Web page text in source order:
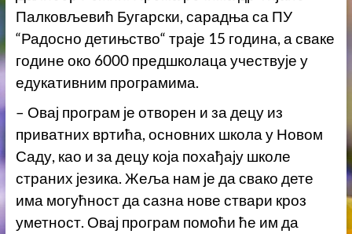
Палковљевић Бугарски, сарадња са ПУ
“Радосно детињство“ траје 15 година, а сваке
године око 6000 предшколаца учествује у
едукативним програмима.
– Овај програм је отворен и за децу из
приватних вртића, основних школа у Новом
Саду, као и за децу која похађају школе
страних језика. Жеља нам је да свако дете
има могућност да сазна нове ствари кроз
уметност. Овај програм помоћи ће им да